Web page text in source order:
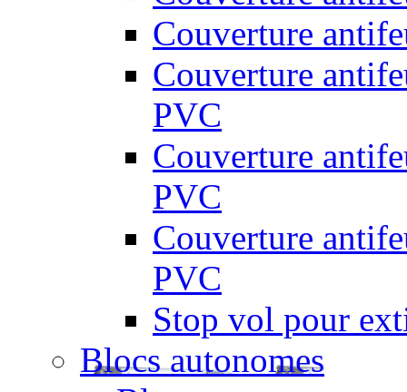
Couverture
Couverture
PVC
Couverture
PVC
Couverture
PVC
Stop vol pour
Blocs autonomes